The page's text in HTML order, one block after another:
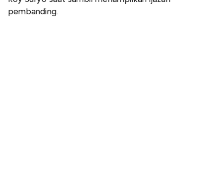
pembanding.